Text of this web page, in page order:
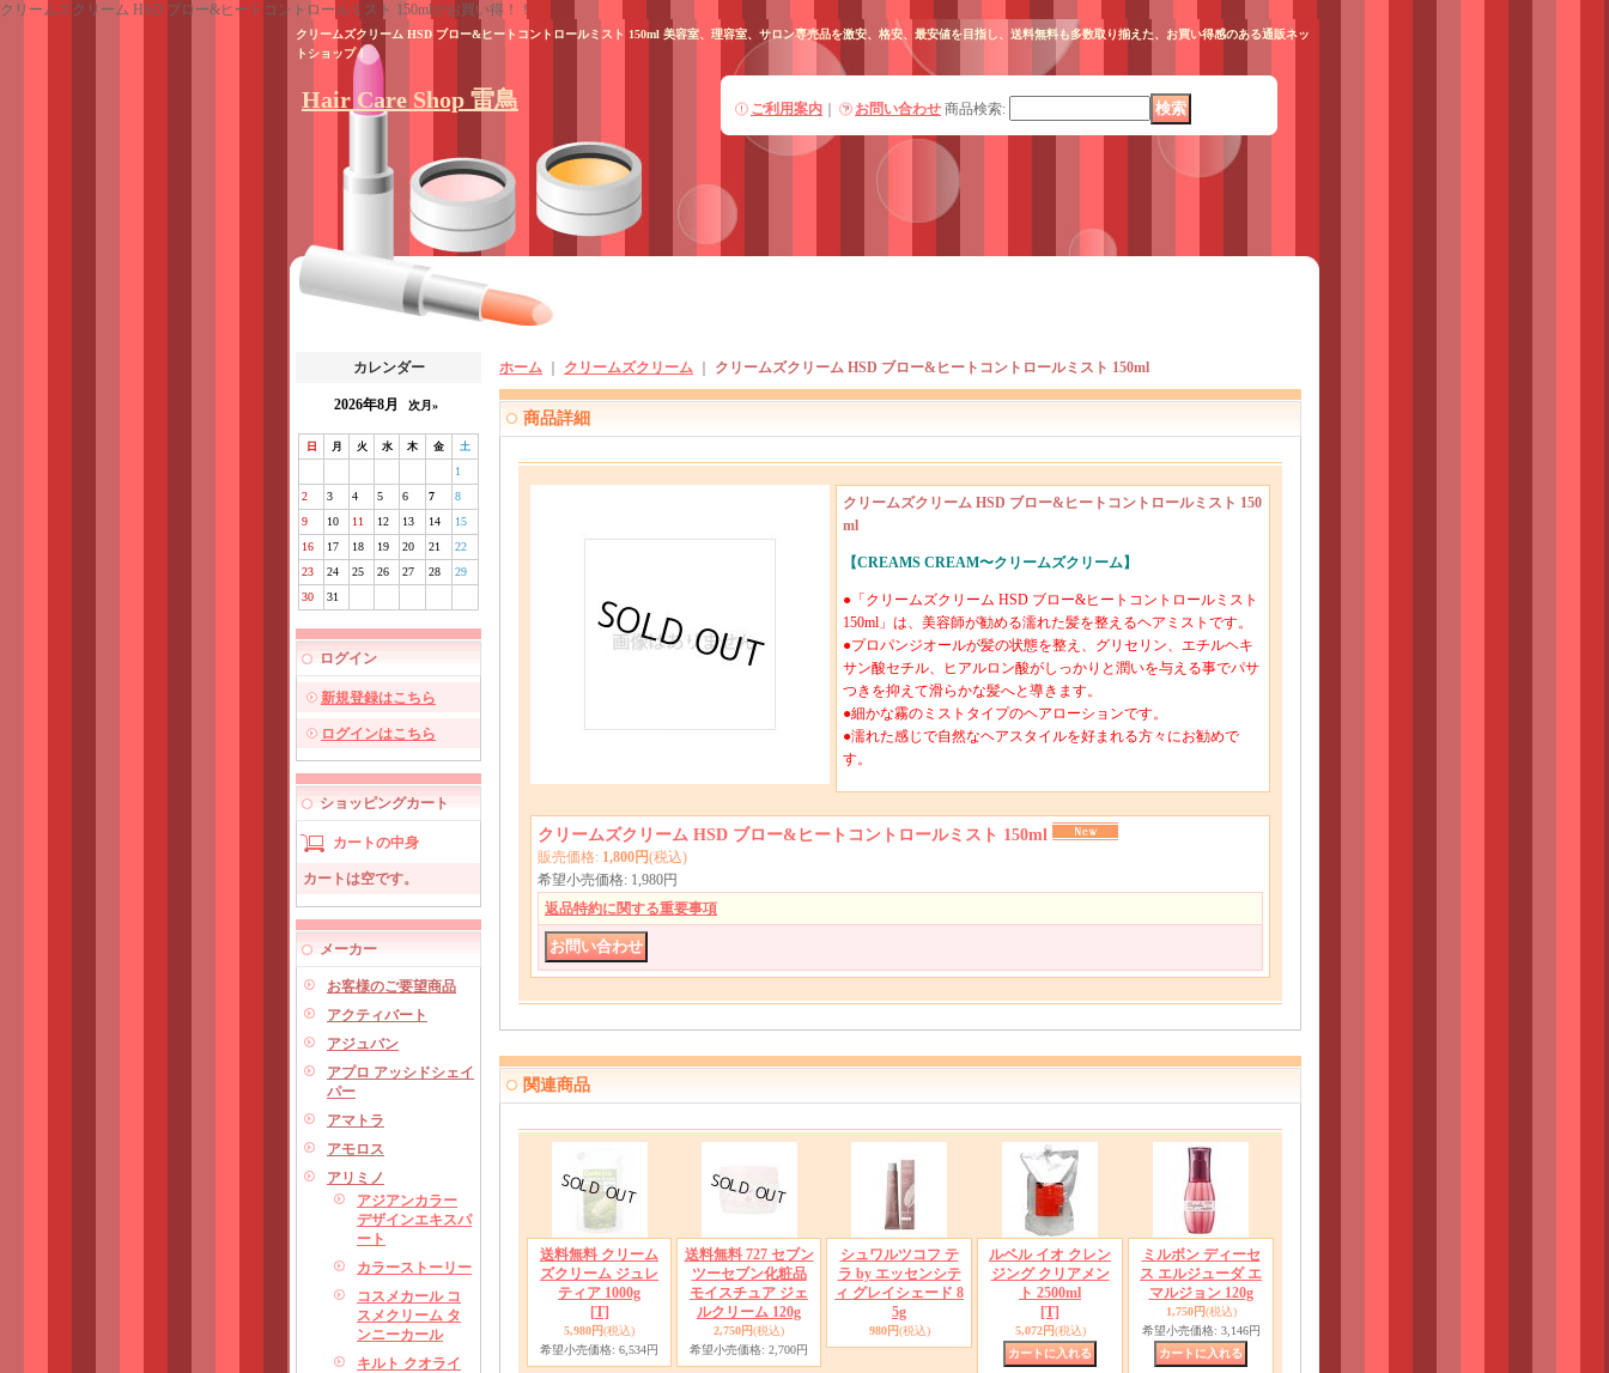
クリームズクリーム HSD ブロー&ヒートコントロールミスト 150mlがお買い得！！
クリームズクリーム HSD ブロー&ヒートコントロールミスト 150ml 美容室、理容室、サロン専売品を激安、格安、最安値を目指し、送料無料も多数取り揃えた、お買い得感のある通販ネッ
トショップ！
Hair Care Shop 雷鳥 ご利用案内 お問い合わせ 商品検索:
カレンダー
2026年8月 次月»
日 月 火 水 木 金 土
1
2
3 4 5 6 7
8
9
10 11 12 13 14
15
16
17 18 19 20 21
22
23
24 25 26 27 28
29
30
31
ログイン
新規登録はこちら
ログインはこちら
ショッピングカート
カートの中身
カートは空です。
メーカー
お客様のご要望商品
アクティバート
アジュバン
アプロ アッシドシェイ
パー
アマトラ
アモロス
アリミノ
アジアンカラー
デザインエキスパ
ート
カラーストーリー
コスメカール コ
スメクリーム タ
ンニーカール
キルト クオライ
ホーム クリームズクリーム クリームズクリーム HSD ブロー&ヒートコントロールミスト 150ml
商品詳細
クリームズクリーム HSD ブロー&ヒートコントロールミスト 150
ml
【CREAMS CREAM〜クリームズクリーム】
●「クリームズクリーム HSD ブロー&ヒートコントロールミスト
150ml」は、美容師が勧める濡れた髪を整えるヘアミストです。
●プロパンジオールが髪の状態を整え、グリセリン、エチルヘキ
サン酸セチル、ヒアルロン酸がしっかりと潤いを与える事でパサ
つきを抑えて滑らかな髪へと導きます。
●細かな霧のミストタイプのヘアローションです。
●濡れた感じで自然なヘアスタイルを好まれる方々にお勧めで
す。
クリームズクリーム HSD ブロー&ヒートコントロールミスト 150ml
販売価格: 1,800円(税込)
希望小売価格: 1,980円
返品特約に関する重要事項
関連商品
送料無料 クリーム
ズクリーム ジュレ
ティア 1000g
[T]
5,980円(税込)
希望小売価格: 6,534円
送料無料 727 セブン
ツーセブン化粧品
モイスチュア ジェ
ルクリーム 120g
2,750円(税込)
希望小売価格: 2,700円
シュワルツコフ テ
ラ by エッセンシテ
ィ グレイシェード 8
5g
980円(税込)
ルベル イオ クレン
ジング クリアメン
ト 2500ml
[T]
5,072円(税込)
ミルボン ディーセ
ス エルジューダ エ
マルジョン 120g
1,750円(税込)
希望小売価格: 3,146円